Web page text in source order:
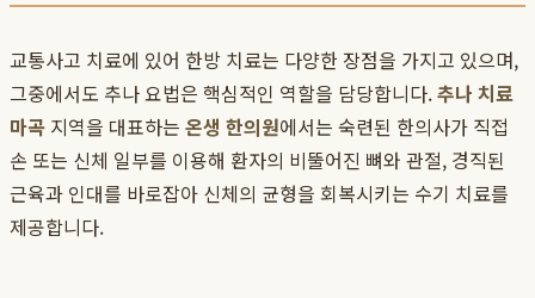
교통사고 치료에 있어 한방 치료는 다양한 장점을 가지고 있으며,
그중에서도 추나 요법은 핵심적인 역할을 담당합니다.추나 치료
마곡 지역을 대표하는 온생 한의원에서는 숙련된 한의사가 직접
손 또는 신체 일부를 이용해 환자의 비뚤어진 뼈와 관절, 경직된
근육과 인대를 바로잡아 신체의 균형을 회복시키는 수기 치료를
제공합니다.